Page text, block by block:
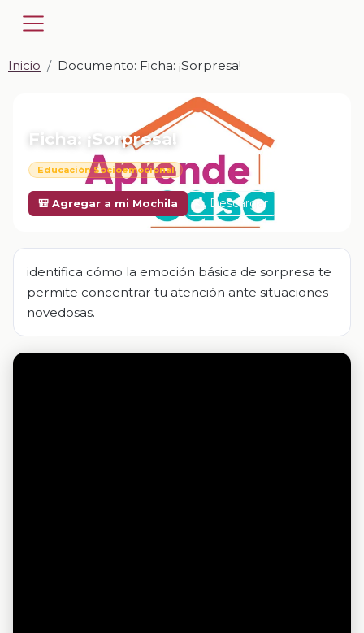
Inicio Documento: Ficha: ¡Sorpresa!
📎 DOCUMENTO · DOCX
Ficha: ¡Sorpresa!
Educación Socioemocional
🎒 Agregar a mi Mochila Descargar
identifica cómo la emoción básica de sorpresa te
permite concentrar tu atención ante situaciones
novedosas.